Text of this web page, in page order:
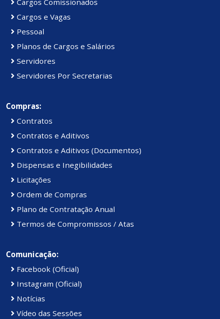
Cargos e Vagas
Pessoal
Planos de Cargos e Salários
Servidores
Servidores Por Secretarias
Compras:
Contratos
Contratos e Aditivos
Contratos e Aditivos (Documentos)
Dispensas e Inegibilidades
Licitações
Ordem de Compras
Plano de Contratação Anual
Termos de Compromissos / Atas
Comunicação:
Facebook (Oficial)
Instagram (Oficial)
Notícias
Vídeo das Sessões